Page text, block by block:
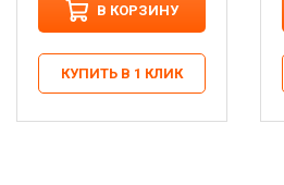
В КОРЗИНУ
КУПИТЬ В 1 КЛИК